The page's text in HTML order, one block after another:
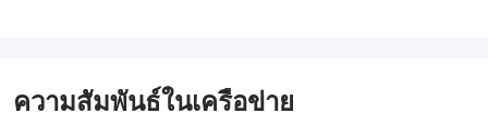
ความสัมพันธ์ในเครือข่าย